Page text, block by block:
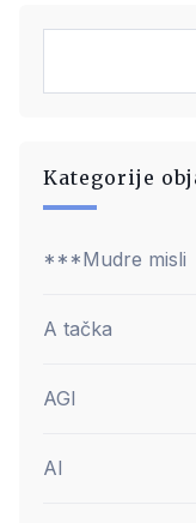
Kategorije
***Mudre misli
A tačka
AGI
AI